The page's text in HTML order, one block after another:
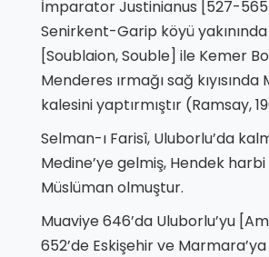
İmparator Justinianus [527-
Senirkent-Garip köyü
[Soublaion, Souble] ile Kemer
Menderes ırmağı sağ
kalesini yaptırmıştır (Ramsay,
Selman-ı Farisî, Uluborlu’da
Medine’ye gelmiş, Hendek
Müslüman olmuştur.
Muaviye 646’da Uluborlu’yu
652’de Eskişehir ve